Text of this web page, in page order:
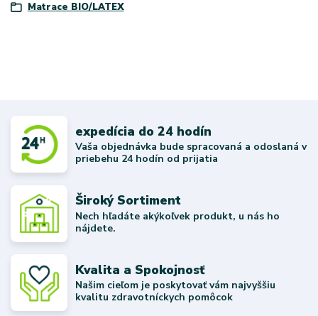
Matrace BIO/LATEX
expedícia do 24 hodín
Vaša objednávka bude spracovaná a odoslaná v
priebehu 24 hodín od prijatia
Široký Sortiment
Nech hľadáte akýkoľvek produkt, u nás ho
nájdete.
Kvalita a Spokojnosť
Našim cieľom je poskytovať vám najvyššiu
kvalitu zdravotníckych pomôcok